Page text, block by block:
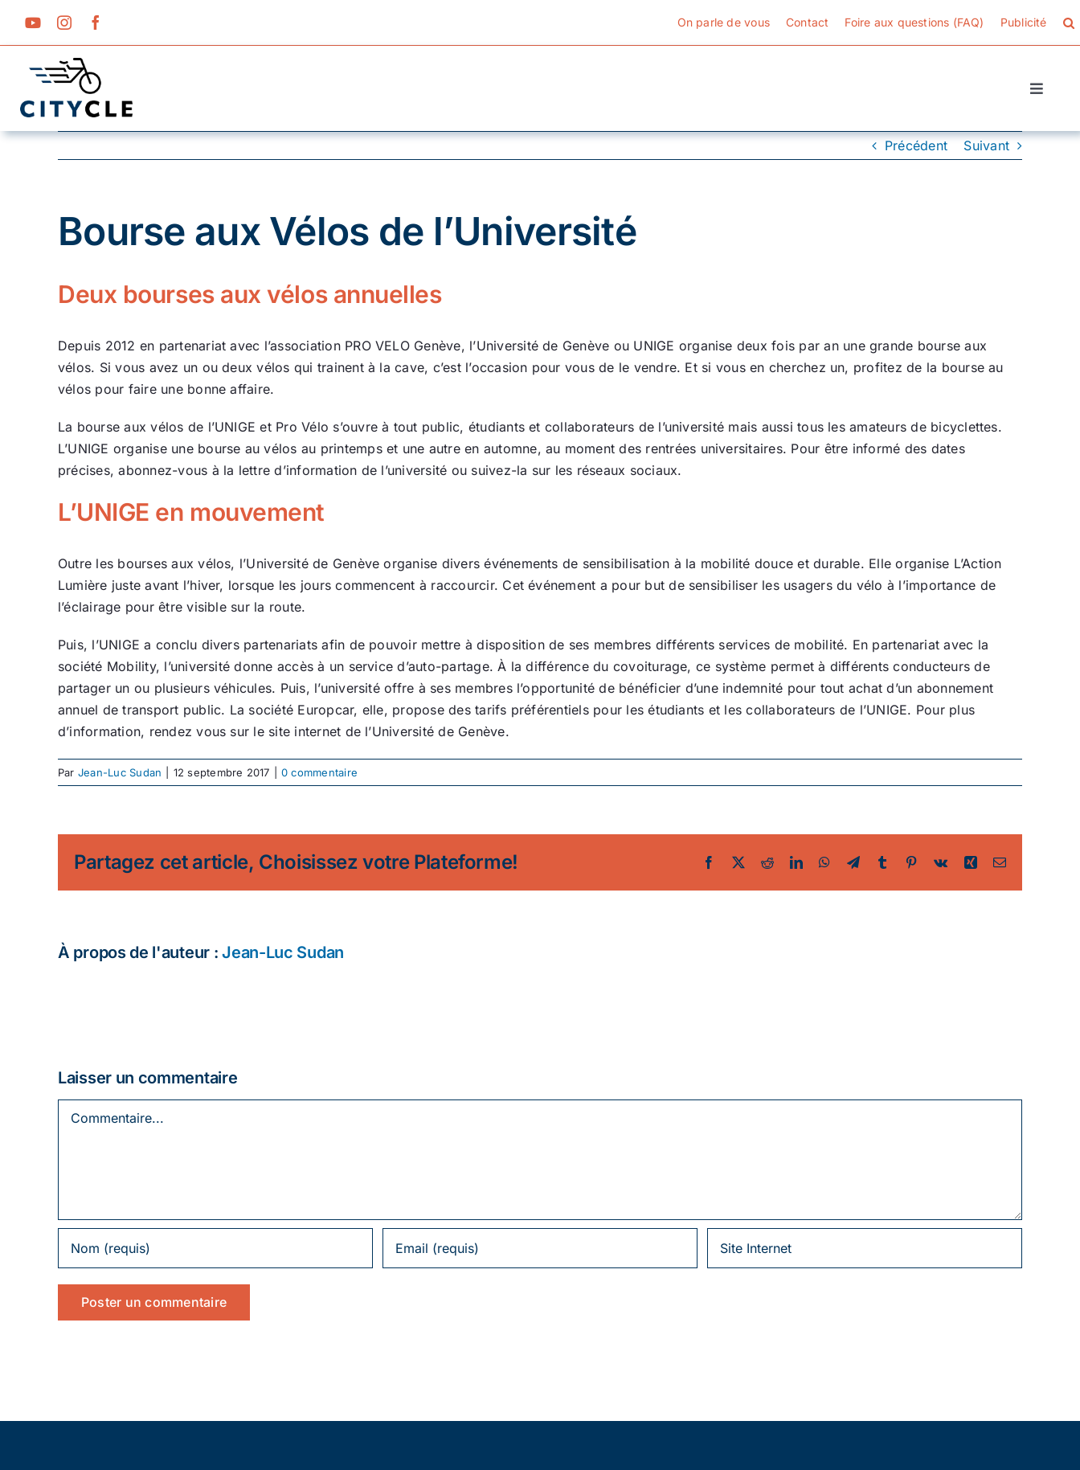
On parle de vous Contact Foire aux questions (FAQ) Publicité
Toggle
Cyclotourisme
Vélos de ville
Actualité
Ecologie
Précédent Suivant
Bourse aux Vélos de l’Université
Deux bourses aux vélos annuelles
Depuis 2012 en partenariat avec l’association PRO VELO Genève, l’Université de Genève ou UNIGE organise deux fois par an une grande bourse aux
vélos. Si vous avez un ou deux vélos qui trainent à la cave, c’est l’occasion pour vous de le vendre. Et si vous en cherchez un, profitez de la bourse au
vélos pour faire une bonne affaire.
La bourse aux vélos de l’UNIGE et Pro Vélo s’ouvre à tout public, étudiants et collaborateurs de l’université mais aussi tous les amateurs de bicyclettes.
L’UNIGE organise une bourse au vélos au printemps et une autre en automne, au moment des rentrées universitaires. Pour être informé des dates
précises, abonnez-vous à la lettre d’information de l’université ou suivez-la sur les réseaux sociaux.
L’UNIGE en mouvement
Outre les bourses aux vélos, l’Université de Genève organise divers événements de sensibilisation à la mobilité douce et durable. Elle organise L’Action
Lumière juste avant l’hiver, lorsque les jours commencent à raccourcir. Cet événement a pour but de sensibiliser les usagers du vélo à l’importance de
l’éclairage pour être visible sur la route.
Puis, l’UNIGE a conclu divers partenariats afin de pouvoir mettre à disposition de ses membres différents services de mobilité. En partenariat avec la
société Mobility, l’université donne accès à un service d’auto-partage. À la différence du covoiturage, ce système permet à différents conducteurs de
partager un ou plusieurs véhicules. Puis, l’université offre à ses membres l’opportunité de bénéficier d’une indemnité pour tout achat d’un abonnement
annuel de transport public. La société Europcar, elle, propose des tarifs préférentiels pour les étudiants et les collaborateurs de l’UNIGE. Pour plus
d’information, rendez vous sur le site internet de l’Université de Genève.
Par Jean-Luc Sudan 12 septembre 2017 0 commentaire
Partagez cet article, Choisissez votre Plateforme! Facebook
TwitterRedditLinkedInWhatsApp
TelegramTumblr Pinterest
Vk Xing Email
À propos de l'auteur :Jean-Luc Sudan
Laisser un commentaire